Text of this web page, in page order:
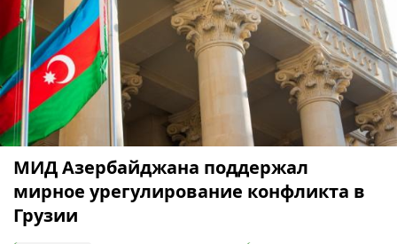
МИД Азербайджана поддержал
мирное урегулирование конфликта в
Грузии